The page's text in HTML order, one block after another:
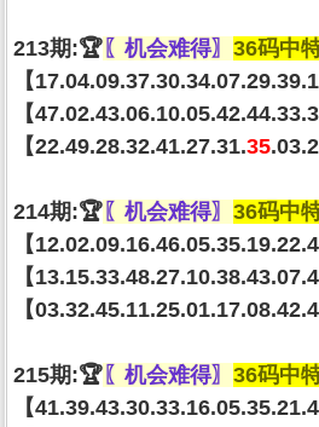
213期:🏆〖机会难得〗 36码中
【
【
【22.49.28.32.41.27.31.35
214期:🏆〖机会难得〗 36码中
【
【
【
215期:🏆〖机会难得〗 36码中
【